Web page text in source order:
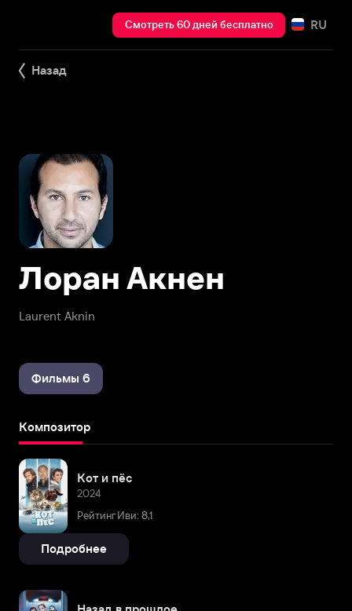
Смотреть 60 дней бесплатно RU
Назад
Laurent Aknin
Лоран Акнен
Фильмы 6
Композитор
Кот и пёс
2024
Рейтинг Иви: 8,1
Подробнее